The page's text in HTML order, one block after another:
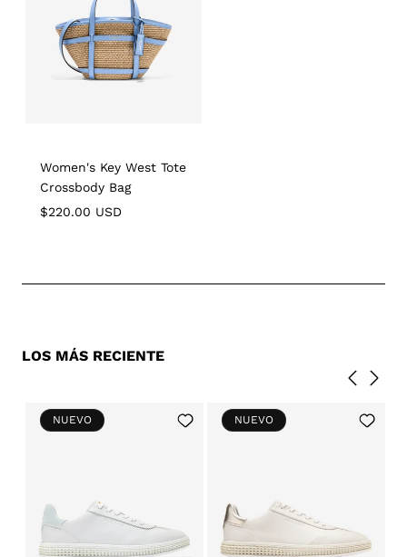
Women's Key West Tote
Crossbody Bag
Regular
$220.00 USD
LOS MÁS RECIENTE
Add
to
NUEVO
Add
to
NUEVO